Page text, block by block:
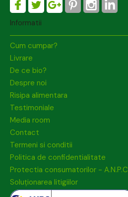
Informatii
Cum cumpar?
Livrare
De ce bio?
Despre noi
Risipa alimentara
Testimoniale
Media room
Contact
Termeni si conditii
Politica de confidentialitate
Protectia consumatorilor - A.N.P.C
Soluționarea litigiilor